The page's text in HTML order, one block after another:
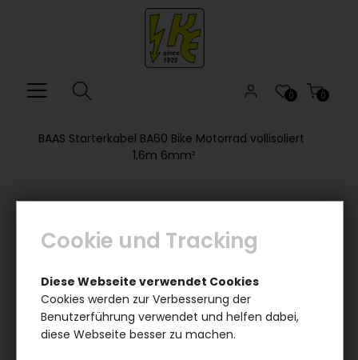
0
0
BAAS Starterkabel BA60 Bike Motorrad vollisoliert
1,6m 6mm²
Cookie und Tracking
Diese Webseite verwendet Cookies
Cookies werden zur Verbesserung der
Benutzerführung verwendet und helfen dabei,
diese Webseite besser zu machen.